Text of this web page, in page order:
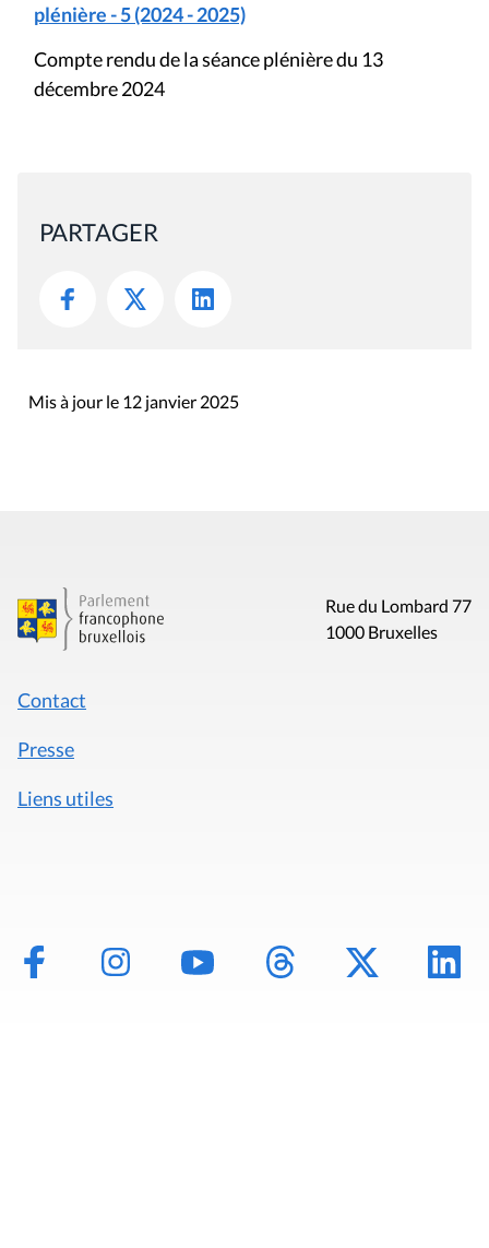
plénière - 5 (2024 - 2025)
Compte rendu de la séance plénière du 13
décembre 2024
PARTAGER
Mis à jour le 12 janvier 2025
Rue du Lombard 77
1000 Bruxelles
Contact
Presse
Liens utiles